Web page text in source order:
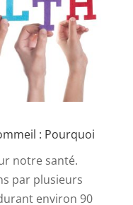
: Pourquoi
notre santé.
par plusieurs
environ 90